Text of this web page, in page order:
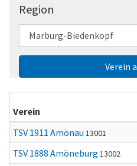
Region
Verein
TSV 1911 Amönau 13001
TSV 1888 Amöneburg 13002